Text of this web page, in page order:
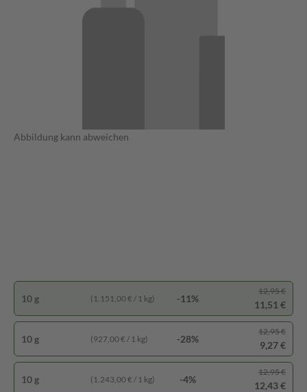
Abbildung kann abweichen
10 g (927,00 € / 1 kg) -28%
12,95 €
9,27 €
10 g (1.243,00 € / 1 kg) -4%
12,95 €
12,43 €
10 g (1.151,00 € / 1 kg) -11%
12,95 €
11,51 €